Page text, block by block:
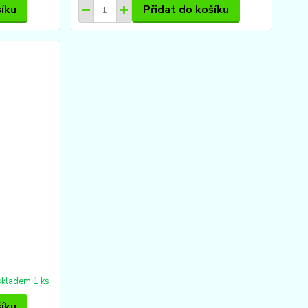
Přidat do košíku
1 ks